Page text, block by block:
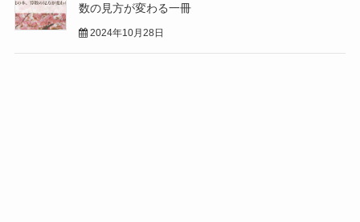
数の見方が変わる一冊
2024年10月28日